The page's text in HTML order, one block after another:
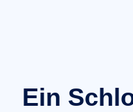
Ein